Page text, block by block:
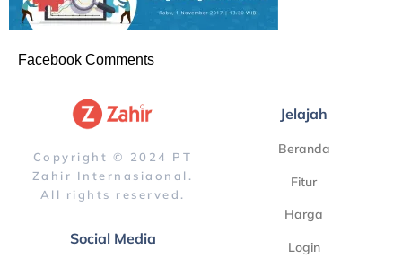
Facebook Comments
Copyright © 2024 PT
Zahir Internasiaonal.
All rights reserved.
Social Media
Jelajah
Beranda
Fitur
Harga
Login